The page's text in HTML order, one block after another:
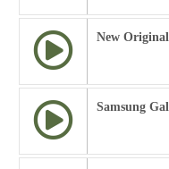
New
Samsung